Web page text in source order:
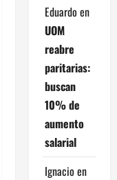
Eduardo en
UOM
reabre
paritarias:
buscan
10% de
aumento
salarial
Ignacio en